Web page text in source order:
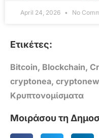
April 24, 2026 No
Ετικέτες:
Bitcoin, Blockchain,
cryptonea,
Κρυπτονομίσματα
Μοιράσου τη